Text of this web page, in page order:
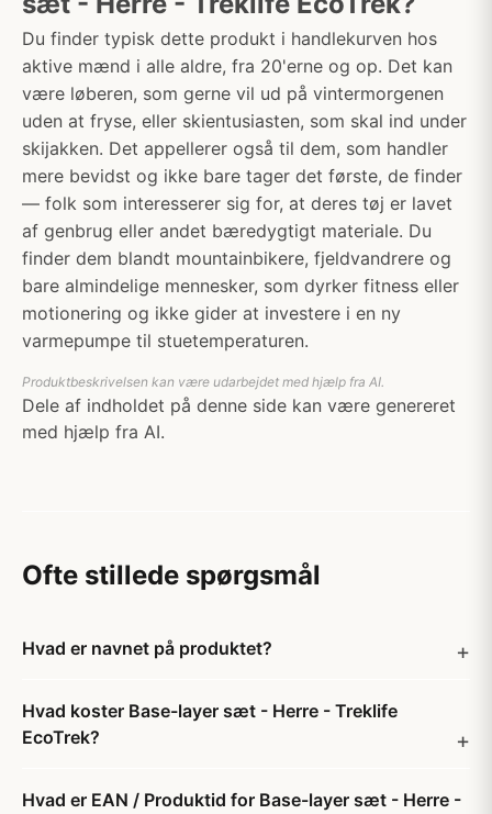
Du finder typisk dette produkt i handlekurven hos
aktive mænd i alle aldre, fra 20'erne og op. Det kan
være løberen, som gerne vil ud på vintermorgenen
uden at fryse, eller skientusiasten, som skal ind under
skijakken. Det appellerer også til dem, som handler
mere bevidst og ikke bare tager det første, de finder
— folk som interesserer sig for, at deres tøj er lavet
af genbrug eller andet bæredygtigt materiale. Du
finder dem blandt mountainbikere, fjeldvandrere og
bare almindelige mennesker, som dyrker fitness eller
motionering og ikke gider at investere i en ny
varmepumpe til stuetemperaturen.
Produktbeskrivelsen kan være udarbejdet med hjælp fra AI.
Dele af indholdet på denne side kan være genereret
med hjælp fra AI.
Ofte stillede spørgsmål
Hvad er navnet på produktet?
Hvad koster Base-layer sæt - Herre - Treklife
EcoTrek?
Hvad er EAN / Produktid for Base-layer sæt - Herre -